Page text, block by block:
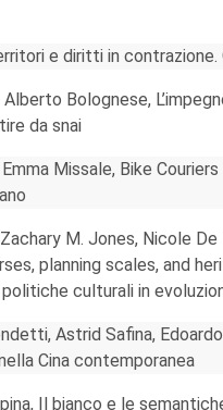
e diritti in
Alberto Bolognese,
da snai
Missale, Bike
M. Jones, Nicole
planning scales, and
culturali in
Astrid Safina,
Cina contemporanea
Il bianco e le